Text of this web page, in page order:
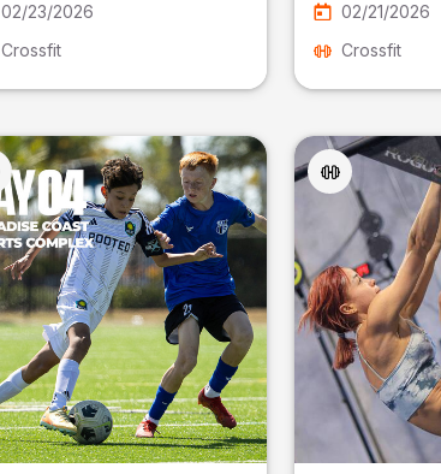
02/23/2026
Crossfit
02/21/2026
Crossfit